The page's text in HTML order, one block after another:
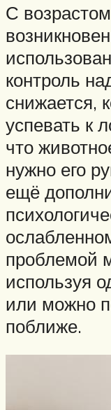
С
контроль
снижается,
успевать к
что
нужно его
ещё
проблемой
используя
или можно
поближе.